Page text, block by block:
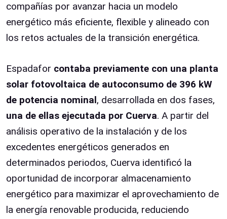
compañías por avanzar hacia un modelo
energético más eficiente, flexible y alineado con
los retos actuales de la transición energética.
Espadafor contaba previamente con una planta
solar fotovoltaica de autoconsumo de 396 kW
de potencia nominal, desarrollada en dos fases,
una de ellas ejecutada por Cuerva. A partir del
análisis operativo de la instalación y de los
excedentes energéticos generados en
determinados periodos, Cuerva identificó la
oportunidad de incorporar almacenamiento
energético para maximizar el aprovechamiento de
la energía renovable producida, reduciendo